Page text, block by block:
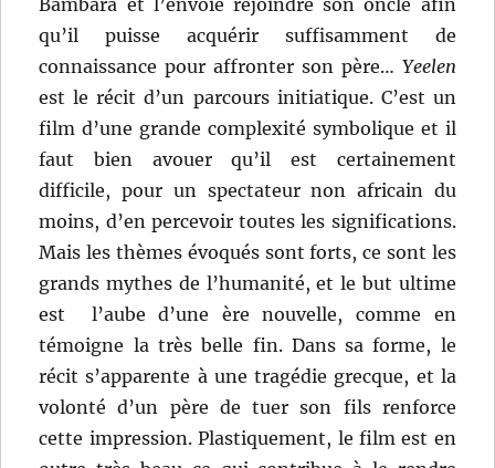
Bambara et l’envoie rejoindre son oncle afin
qu’il puisse acquérir suffisamment de
connaissance pour affronter son père… Yeelen
est le récit d’un parcours initiatique. C’est un
film d’une grande complexité symbolique et il
faut bien avouer qu’il est certainement
difficile, pour un spectateur non africain du
moins, d’en percevoir toutes les significations.
Mais les thèmes évoqués sont forts, ce sont les
grands mythes de l’humanité, et le but ultime
est l’aube d’une ère nouvelle, comme en
témoigne la très belle fin. Dans sa forme, le
récit s’apparente à une tragédie grecque, et la
volonté d’un père de tuer son fils renforce
cette impression. Plastiquement, le film est en